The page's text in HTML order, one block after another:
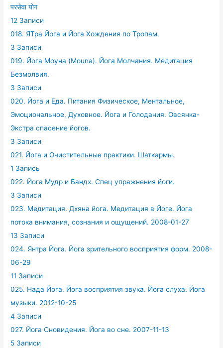
परसेवा योग
12 Записи
018. ЯТра Йога и Йога Хождения по Тропам.
3 Записи
019. Йога Моуна (Mouna). Йога Молчания. Медитация
Безмолвия.
3 Записи
020. Йога и Еда. Питания Физическое, Ментальное,
Эмоциональное, Духовное. Йога и Голодания. Овсянка-
Экстра спасение йогов.
3 Записи
021. Йога и Очистительные практики. Шаткармы.
1 Запись
022. Йога Мудр и Бандх. Спец упражнения йоги.
3 Записи
023. Медитация. Дхяна йога. Медитация в Йоге. Йога
потока внимания, сознания и ощущений. 2008-01-27
13 Записи
024. Янтра Йога. Йога зрительного восприятия форм. 2008-
06-29
11 Записи
025. Нада Йога. Йога восприятия звука. Йога слуха. Йога
музыки. 2012-10-25
4 Записи
027. Йога Сновидения. Йога во сне. 2007-11-13
5 Записи